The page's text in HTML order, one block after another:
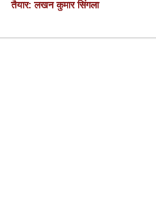
तैयार: लखन कुमार सिंगला